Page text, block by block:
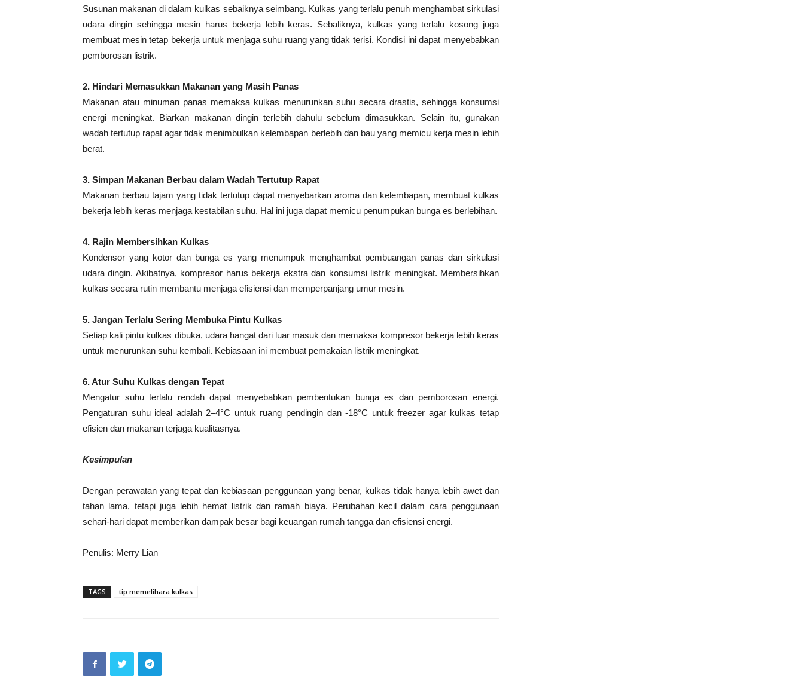
Susunan makanan di dalam kulkas sebaiknya seimbang. Kulkas yang terlalu penuh menghambat sirkulasi
udara dingin sehingga mesin harus bekerja lebih keras. Sebaliknya, kulkas yang terlalu kosong juga
membuat mesin tetap bekerja untuk menjaga suhu ruang yang tidak terisi. Kondisi ini dapat menyebabkan
pemborosan listrik.
2. Hindari Memasukkan Makanan yang Masih Panas
Makanan atau minuman panas memaksa kulkas menurunkan suhu secara drastis, sehingga konsumsi
energi meningkat. Biarkan makanan dingin terlebih dahulu sebelum dimasukkan. Selain itu, gunakan
wadah tertutup rapat agar tidak menimbulkan kelembapan berlebih dan bau yang memicu kerja mesin lebih
berat.
3. Simpan Makanan Berbau dalam Wadah Tertutup Rapat
Makanan berbau tajam yang tidak tertutup dapat menyebarkan aroma dan kelembapan, membuat kulkas
bekerja lebih keras menjaga kestabilan suhu. Hal ini juga dapat memicu penumpukan bunga es berlebihan.
4. Rajin Membersihkan Kulkas
Kondensor yang kotor dan bunga es yang menumpuk menghambat pembuangan panas dan sirkulasi
udara dingin. Akibatnya, kompresor harus bekerja ekstra dan konsumsi listrik meningkat. Membersihkan
kulkas secara rutin membantu menjaga efisiensi dan memperpanjang umur mesin.
5. Jangan Terlalu Sering Membuka Pintu Kulkas
Setiap kali pintu kulkas dibuka, udara hangat dari luar masuk dan memaksa kompresor bekerja lebih keras
untuk menurunkan suhu kembali. Kebiasaan ini membuat pemakaian listrik meningkat.
6. Atur Suhu Kulkas dengan Tepat
Mengatur suhu terlalu rendah dapat menyebabkan pembentukan bunga es dan pemborosan energi.
Pengaturan suhu ideal adalah 2–4°C untuk ruang pendingin dan -18°C untuk freezer agar kulkas tetap
efisien dan makanan terjaga kualitasnya.
Kesimpulan
Dengan perawatan yang tepat dan kebiasaan penggunaan yang benar, kulkas tidak hanya lebih awet dan
tahan lama, tetapi juga lebih hemat listrik dan ramah biaya. Perubahan kecil dalam cara penggunaan
sehari-hari dapat memberikan dampak besar bagi keuangan rumah tangga dan efisiensi energi.
Penulis: Merry Lian
TAGS tip memelihara kulkas